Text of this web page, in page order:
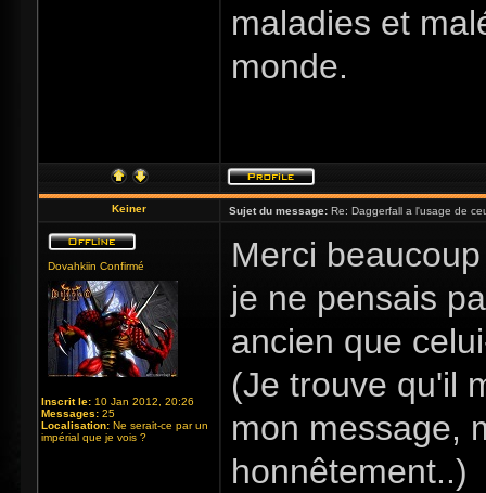
maladies et
monde.
Keiner Sujet du message: Re: Daggerfall a l'usage de
Dovahkiin Confirmé
Inscrit le: 10 Jan 2012, 20:26
Messages: 25
Localisation: Ne serait-ce par un
impérial que je vois ?
Merci
je ne pensais
ancien que
(Je trouve qu'il
mon message,
honnêtement..)